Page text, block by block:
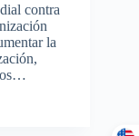
contra
la